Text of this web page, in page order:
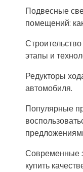
Подвесные
помещений:
этапы и
Редукторы
автомобиля.
Популярные
Современные
купить